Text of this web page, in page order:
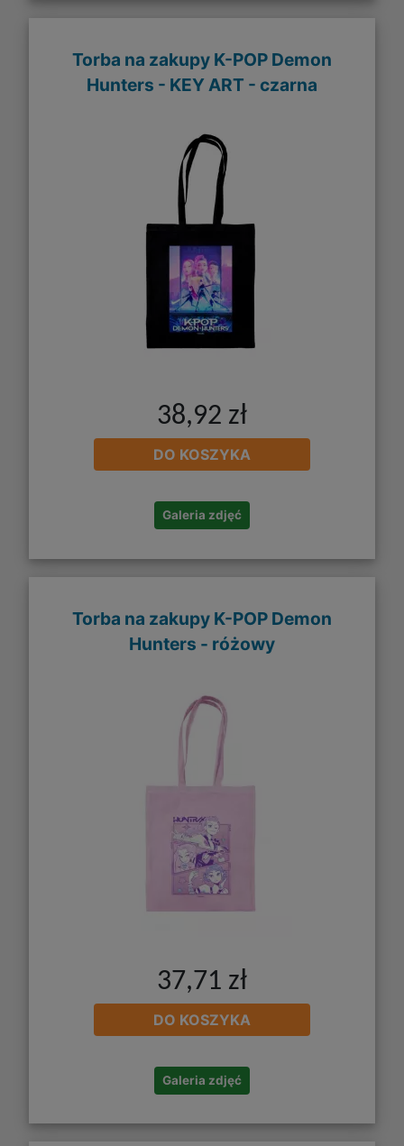
Torba na zakupy K-POP Demon
Hunters - KEY ART - czarna
38,92 zł
DO KOSZYKA
Galeria zdjęć
Torba na zakupy K-POP Demon
Hunters - różowy
37,71 zł
DO KOSZYKA
Galeria zdjęć